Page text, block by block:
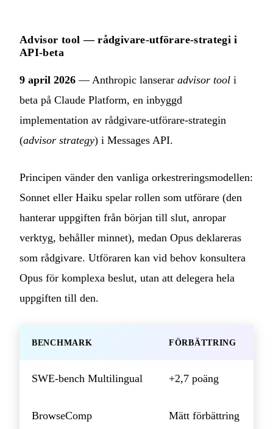
Advisor tool — rådgivare-utförare-strategi i
API-beta
9 april 2026 — Anthropic lanserar advisor tool i
beta på Claude Platform, en inbyggd
implementation av rådgivare-utförare-strategin
(advisor strategy) i Messages API.
Principen vänder den vanliga orkestreringsmodellen:
Sonnet eller Haiku spelar rollen som utförare (den
hanterar uppgiften från början till slut, anropar
verktyg, behåller minnet), medan Opus deklareras
som rådgivare. Utföraren kan vid behov konsultera
Opus för komplexa beslut, utan att delegera hela
uppgiften till den.
BENCHMARK FÖRBÄTTRING
SWE-bench Multilingual +2,7 poäng
BrowseComp Mätt förbättring